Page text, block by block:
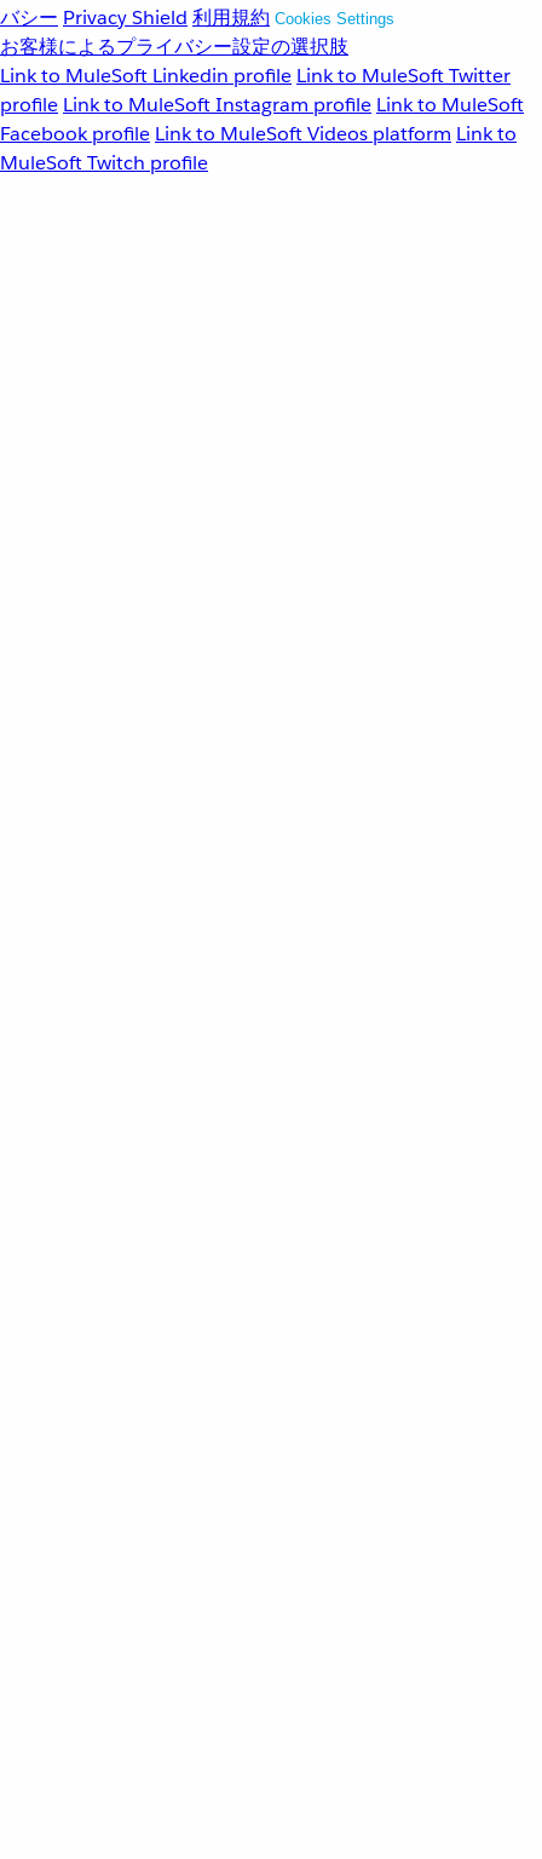
バシー Privacy Shield 利用規約 Cookies Settings
お客様によるプライバシー設定の選択肢
Link to MuleSoft Linkedin profile Link to MuleSoft Twitter
profile Link to MuleSoft Instagram profile Link to MuleSoft
Facebook profile Link to MuleSoft Videos platform Link to
MuleSoft Twitch profile